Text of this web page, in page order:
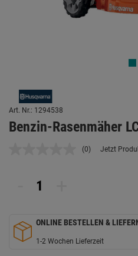
Art. Nr.: 1294538
Benzin-Rasenmäher
Kein
(0) Jetzt
ONLINE BESTELLEN &
1-2 Wochen Lieferzeit